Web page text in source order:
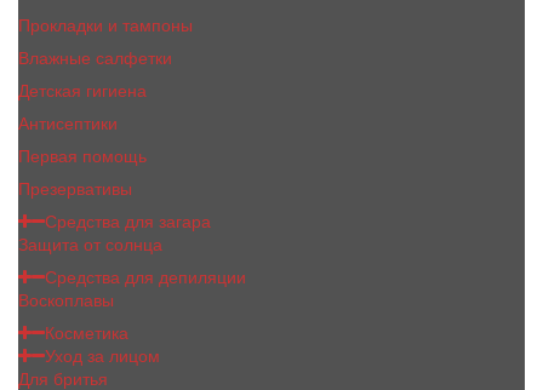
Прокладки и тампоны
Влажные салфетки
Детская гигиена
Антисептики
Первая помощь
Презервативы
Средства для загара
Защита от солнца
Средства для депиляции
Воскоплавы
Косметика
Уход за лицом
Для бритья